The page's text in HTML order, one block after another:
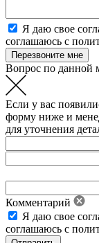
Я даю свое
соглашаюсь с
Вопрос по данной
Если у вас
форму ниже и
для уточнения
Комментарий
Я даю свое
соглашаюсь с